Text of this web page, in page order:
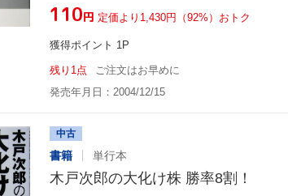
¥110円 定価より1,430円（92%）おトク
獲得ポイント 1P
残り1点
ご注文はお早めに
発売年月日：2004/12/15
中古
書籍 単行本
木戸次郎の大化け株 勝率8割！